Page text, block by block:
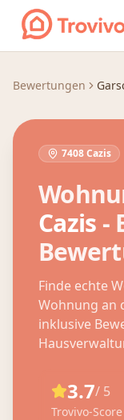
Zum Inhalt springen
Bewertungen
7408 Cazis
Cazis -
Finde echte
Wohnung an
inklusive
3.7/ 5
Trovivo-Score